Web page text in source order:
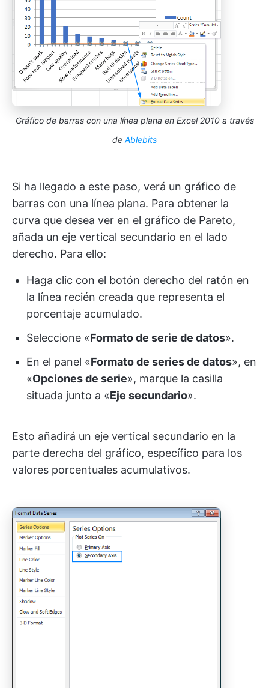
Gráfico de barras con una línea plana en Excel 2010 a través
de Ablebits
Si ha llegado a este paso, verá un gráfico de
barras con una línea plana. Para obtener la
curva que desea ver en el gráfico de Pareto,
añada un eje vertical secundario en el lado
derecho. Para ello:
Haga clic con el botón derecho del ratón en
la línea recién creada que representa el
porcentaje acumulado.
Seleccione «Formato de serie de datos».
En el panel «Formato de series de datos», en
«Opciones de serie», marque la casilla
situada junto a «Eje secundario».
Esto añadirá un eje vertical secundario en la
parte derecha del gráfico, específico para los
valores porcentuales acumulativos.